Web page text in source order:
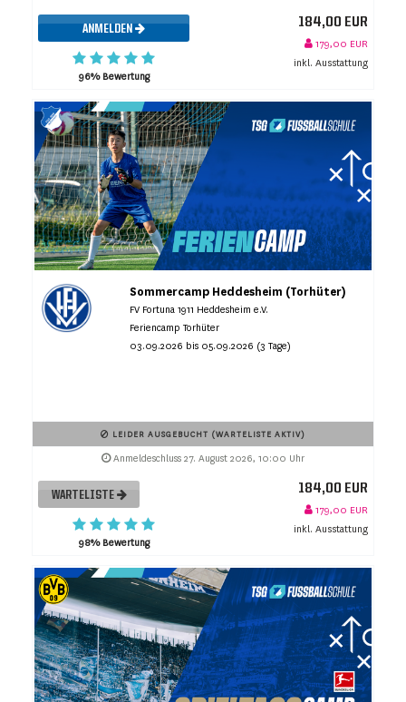
ANMELDEN
96% Bewertung
184,00 EUR
179,00 EUR
inkl. Ausstattung
Sommercamp Heddesheim (Torhüter)
FV Fortuna 1911 Heddesheim e.V.
Feriencamp Torhüter
03.09.2026 bis 05.09.2026 (3 Tage)
LEIDER AUSGEBUCHT (WARTELISTE AKTIV)
Anmeldeschluss 27. August 2026, 10:00 Uhr
WARTELISTE
98% Bewertung
184,00 EUR
179,00 EUR
inkl. Ausstattung